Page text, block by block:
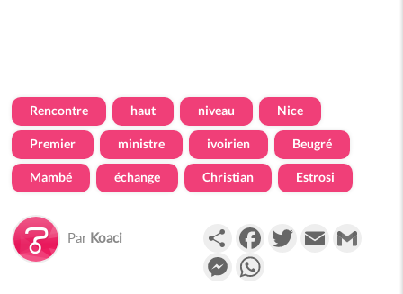
Rencontre haut niveau Nice
Premier ministre ivoirien Beugré
Mambé échange Christian Estrosi
Par Koaci PartagerFacebookTwitterEmail
Messenger